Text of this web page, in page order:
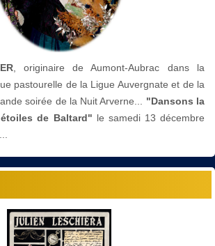
, originaire de Aumont-Aubrac dans la
pastourelle de la Ligue Auvergnate et de la
soirée de la Nuit Arverne... "Dansons la
de Baltard" le samedi 13 décembre
...